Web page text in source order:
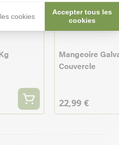
cookies
Accepter tous les
cookies
Mangeoire
Couvercle
22,99 €